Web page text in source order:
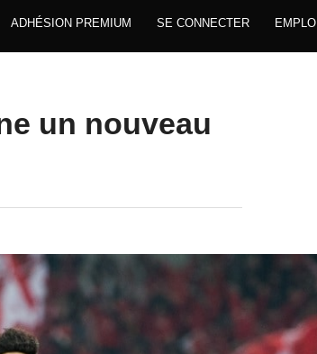
ADHÉSION PREMIUM SE CONNECTER
un nouveau